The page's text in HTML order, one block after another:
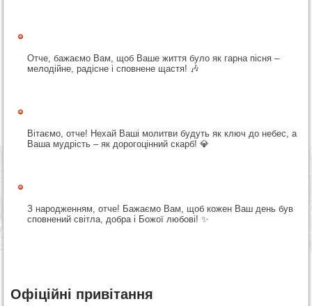
Отче, бажаємо Вам, щоб Ваше життя було як гарна пісня –
мелодійне, радісне і сповнене щастя! 🎶
Вітаємо, отче! Нехай Ваші молитви будуть як ключ до небес, а
Ваша мудрість – як дорогоцінний скарб! 💎
З народженням, отче! Бажаємо Вам, щоб кожен Ваш день був
сповнений світла, добра і Божої любові! ✨
Офіційні привітання